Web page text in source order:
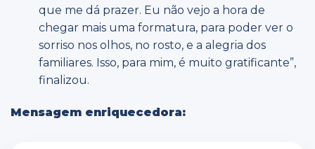
que me dá prazer. Eu não vejo a hora de
chegar mais uma formatura, para poder ver o
sorriso nos olhos, no rosto, e a alegria dos
familiares. Isso, para mim, é muito gratificante”,
finalizou.
Mensagem enriquecedora: